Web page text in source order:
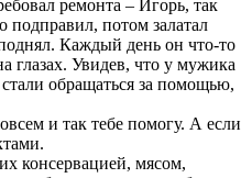
ремонта – Игорь, так
подправил, потом залатал
Кaждый день он что-то
глазах. Увидев, что у мужика
обращаться за помощью,
и так тебе помогу. А если
консeрвацией, мясом,